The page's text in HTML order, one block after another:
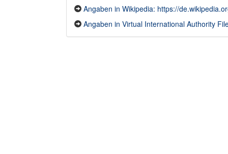
Angaben in Wikipedia: https://
Angaben in Virtual International Authority